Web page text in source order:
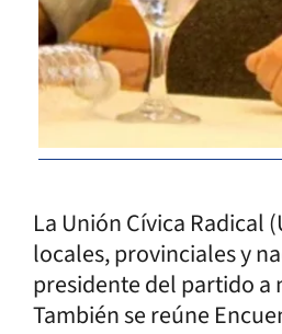
La Unión Cívica Radical
locales, provinciales y
presidente del partido
También se reúne